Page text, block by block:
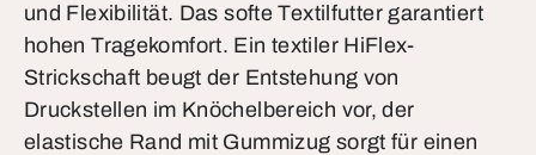
und Flexibilität. Das softe Textilfutter garantiert
hohen Tragekomfort. Ein textiler HiFlex-
Strickschaft beugt der Entstehung von
Druckstellen im Knöchelbereich vor, der
elastische Rand mit Gummizug sorgt für einen